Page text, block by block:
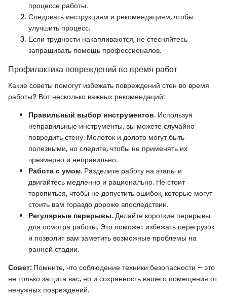
процессе работы.
Следовать инструкциям и рекомендациям, чтобы
улучшить процесс.
Если трудности накапливаются, не стесняйтесь
запрашивать помощь профессионалов.
Профилактика повреждений во время работ
Какие советы помогут избежать повреждений стен во время
работы? Вот несколько важных рекомендаций:
Правильный выбор инструментов. Используя
неправильные инструменты, вы можете случайно
повредить стену. Молоток и долото могут быть
полезными, но следите, чтобы не применять их
чрезмерно и неправильно.
Работа с умом. Разделите работу на этапы и
двигайтесь медленно и рационально. Не стоит
торопиться, чтобы не допустить ошибок, которые могут
стоить вам гораздо дороже впоследствии.
Регулярные перерывы. Делайте короткие перерывы
для осмотра работы. Это поможет избежать перегрузок
и позволит вам заметить возможные проблемы на
ранней стадии.
Совет:Помните, что соблюдение техники безопасности – это
не только защита вас, но и сохранность вашего помещения от
ненужных повреждений.